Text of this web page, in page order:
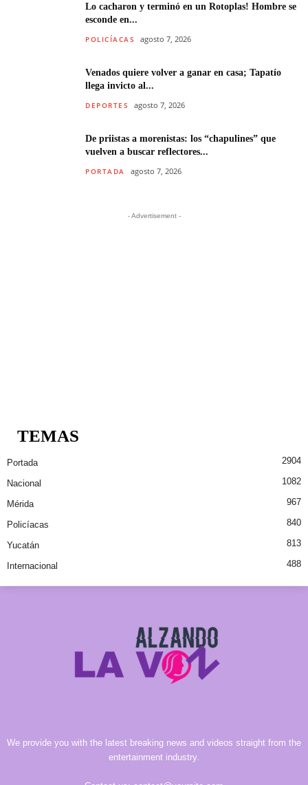
Lo cacharon y terminó en un Rotoplas! Hombre se
esconde en...
POLICÍACAS agosto 7, 2026
Venados quiere volver a ganar en casa; Tapatío
llega invicto al...
DEPORTES agosto 7, 2026
De priistas a morenistas: los “chapulines” que
vuelven a buscar reflectores...
PORTADA agosto 7, 2026
- Advertisement -
TEMAS
Portada 2904
Nacional 1082
Mérida 967
Policíacas 840
Yucatán 813
Internacional 488
We provide you with the latest breaking news and videos straight from the
entertainment industry.